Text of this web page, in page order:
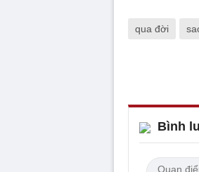
qua đời
Bình